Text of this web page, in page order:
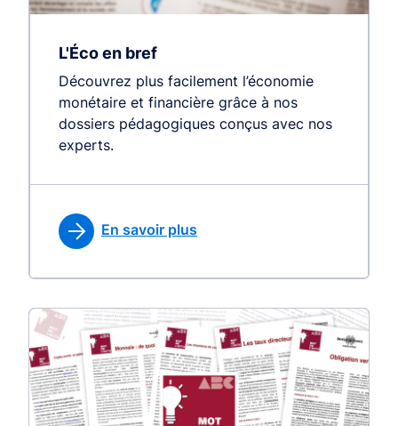
L'Éco en bref
Découvrez plus facilement l’économie
monétaire et financière grâce à nos
dossiers pédagogiques conçus avec nos
experts.
En savoir plus